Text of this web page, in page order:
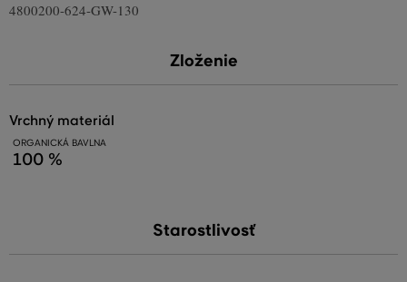
4800200-624-GW-130
Zloženie
vrchný materiál
ORGANICKÁ BAVLNA
100 %
Starostlivosť